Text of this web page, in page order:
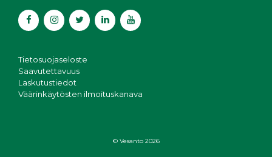
Tietosuojaseloste
Saavutettavuus
Laskutustiedot
Väärinkäytösten ilmoituskanava
© Vesanto 2026